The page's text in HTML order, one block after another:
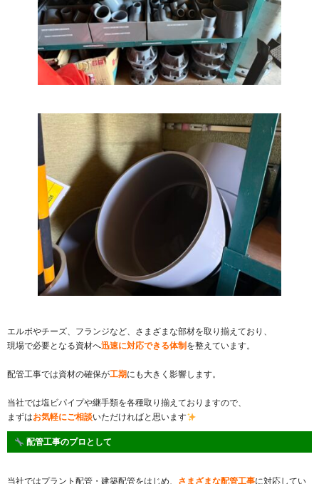
エルボやチーズ、フランジなど、さまざまな部材を取り揃えており、
現場で必要となる資材へ迅速に対応できる体制 を整えています。
配管工事では資材の確保が工期にも大きく影響します。
当社では塩ビパイプや継手類を各種取り揃えておりますので、
まずはお気軽にご相談いただければと思います
配管工事のプロとして
当社ではプラント配管・建築配管をはじめ、 さまざまな配管工事に対応してい